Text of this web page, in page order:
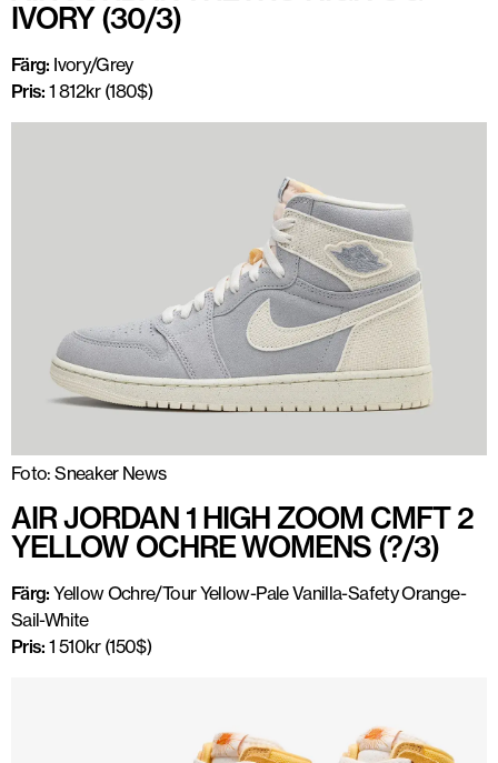
IVORY (30/3)
Färg: Ivory/Grey
Pris: 1 812kr (180$)
Foto: Sneaker News
AIR JORDAN 1 HIGH ZOOM CMFT 2
YELLOW OCHRE WOMENS (?/3)
Färg:Yellow Ochre/Tour Yellow-Pale Vanilla-Safety Orange-
Sail-White
Pris: 1 510kr (150$)